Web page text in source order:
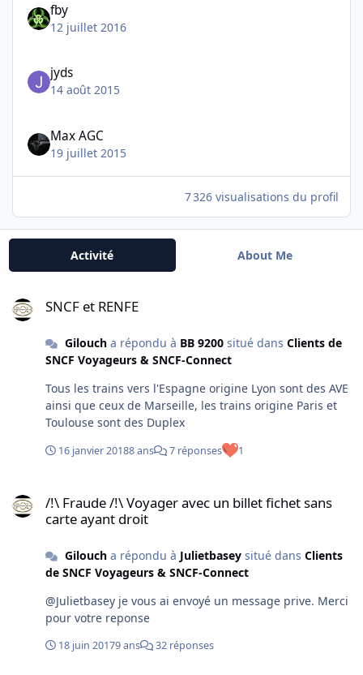
fby
12 juillet 2016
jyds
14 août 2015
Max AGC
19 juillet 2015
7 326 visualisations du profil
Activité About Me
SNCF et RENFE
Giloucha répondu à BB 9200situé dans Clients de
SNCF Voyageurs & SNCF-Connect
Tous les trains vers l'Espagne origine Lyon sont des AVE
ainsi que ceux de Marseille, les trains origine Paris et
Toulouse sont des Duplex
16 janvier 20188 ans 7 réponses 1
/!\ Fraude /!\ Voyager avec un billet fichet sans
carte ayant droit
Giloucha répondu à Julietbaseysitué dans Clients
de SNCF Voyageurs & SNCF-Connect
@Julietbasey je vous ai envoyé un message prive. Merci
pour votre reponse
18 juin 20179 ans 32 réponses